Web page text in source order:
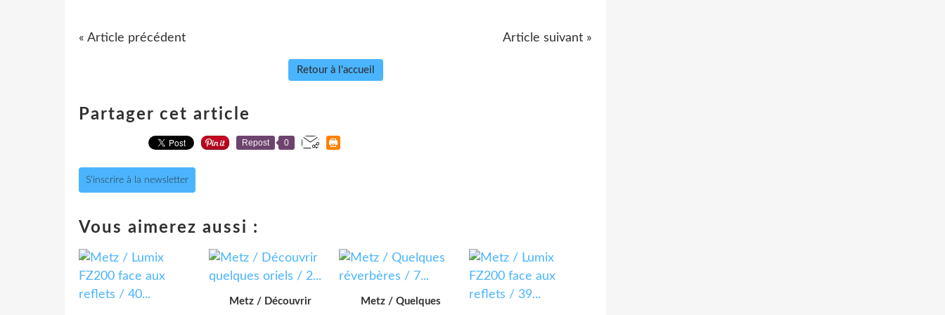
« Article précédent Article suivant »
Retour à l'accueil
Partager cet article
Repost 0
S'inscrire à la newsletter
Vous aimerez aussi :
Metz / Découvrir
Metz / Quelques